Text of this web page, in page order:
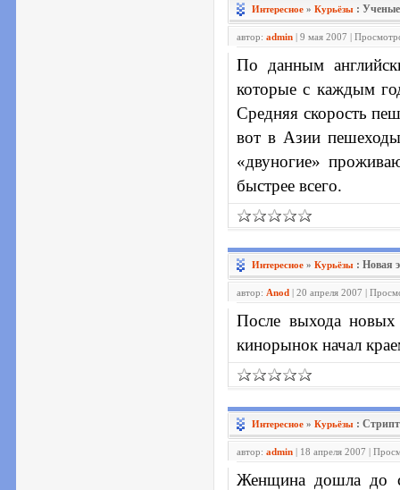
Интересное » Курьёзы :
автор: admin | 9 мая 2007 |
По данным
которые с каждым
Средняя скорость
вот в Азии
«двуногие»
быстрее всего.
Интересное » Курьёзы : Новая
автор: Anod | 20 апреля 2007 |
После выхода новых
кинорынок начал
Интересное » Курьёзы :
автор: admin | 18 апреля 2007 |
Женщина дошла до